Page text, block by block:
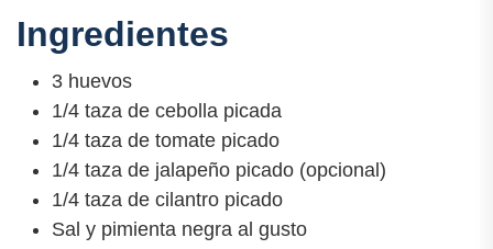
Ingredientes
3 huevos
1/4 taza de cebolla picada
1/4 taza de tomate picado
1/4 taza de jalapeño picado (opcional)
1/4 taza de cilantro picado
Sal y pimienta negra al gusto